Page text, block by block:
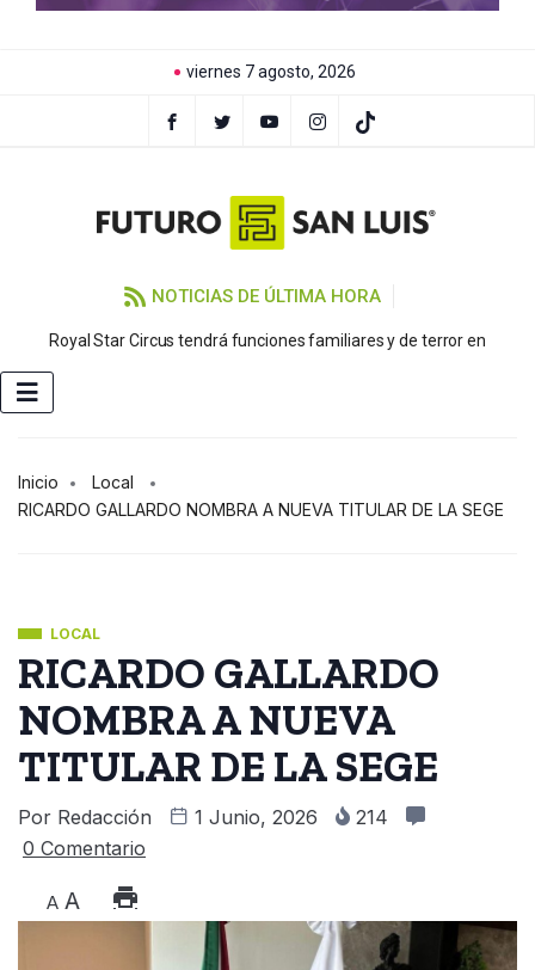
viernes 7 agosto, 2026
NOTICIAS DE ÚLTIMA HORA
Royal Star Circus tendrá funciones familiares y de terror en
Inicio
Local
RICARDO GALLARDO NOMBRA A NUEVA TITULAR DE LA SEGE
LOCAL
RICARDO GALLARDO
NOMBRA A NUEVA
TITULAR DE LA SEGE
Por Redacción 1 Junio, 2026
214
0 Comentario
A A